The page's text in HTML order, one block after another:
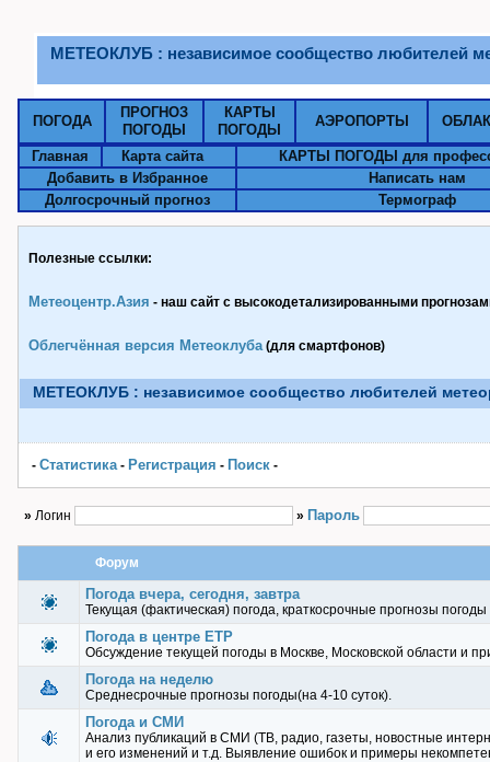
МЕТЕОКЛУБ : независимое сообщество
ПОГОДА
ПРОГНОЗ
ПОГОДЫ
КАРТЫ
ПОГОДЫ
АЭРОПОРТЫ
Главная Карта сайта
КАРТЫ ПОГОДЫ для
Добавить в Избранное
Написать нам
Долгосрочный прогноз
Термограф
Полезные ссылки:
Метеоцентр.Азия - наш сайт с высокодетализированными
Облегчённая версия Метеоклуба(для смартфонов)
МЕТЕОКЛУБ : независимое сообщество любителей
- Статистика- Pегистрация - Поиск -
» Логин » Пароль
Форум
Погода вчера, сегодня, завтра
Текущая (фактическая) погода, краткосрочные прогнозы погоды
Погода в центре ЕТР
Обсуждение текущей погоды в Москве, Московской области и
Погода на неделю
Среднесрочные прогнозы погоды(на 4-10 суток).
Погода и СМИ
Анализ публикаций в СМИ (ТВ, радио, газеты, новостные
и его изменений и т.д. Выявление ошибок и примеры